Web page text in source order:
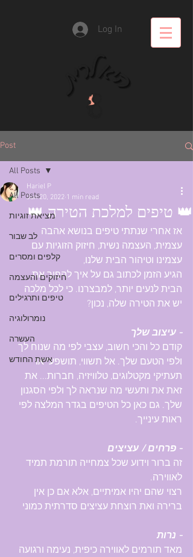
Log In
Post
All Posts
מציאת זוגיות
לב שבור
קלפים ומסרים
חיזוקים והעצמה
טיפים ותרגילים
נומרולוגיה
העשרה
אשת החודש
All Posts
👑 טיפים למלכת הטירה 👑
Hariel P
Jun 20, 2022 1 min read
אז אחרי שנתתי טיפים בנושא אהבה
עצמית, העצמה נשית, חיזוק הזוגיות עם
עצמינו וטיהור הבית שלנו,
הגיע הזמן לכתוב גם על איך להפוך את
הבית לנעים יותר, למבצרנו. כי לכל מלכה
יש את הטירה שלה, נכון?
- עיצוב שלך
קודם כל והכי חשוב, עצבי לפי מה שנוח לך
ולפי הטעם שלך. אל תשווי, תושפעי או
תעתיקי מקטלוגים, טלוויזיה, חברות... את
זאת את ותעשי מה שנראה לך ולפי הסגנון
שלך. גם כאן כל הטיפים בגדר המלצה לפי
ראות עינייך.
- פרחים / עציצים
זה ברור וידוע שכל צמחייה תורמת תמיד
לאווירה.
רצוי שהם יהיו אמיתיים, אלא אם כן אין
ברירה ואת רוצחת עציצים סדרתית כמוני
- נרות
מאד תורמים לאווירה כיפית, נעימה ורגועה